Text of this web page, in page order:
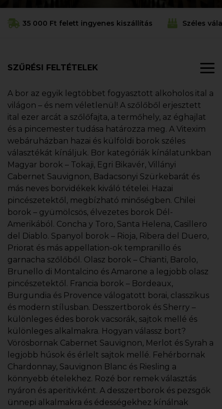
35 000 Ft felett ingyenes kiszállítás Széles
SZŰRÉSI FELTÉTELEK
A bor az egyik legtöbbet fogyasztott alkoholos ital a
világon – és nem véletlenül! A szőlőből erjesztett
ital ezer arcát a szőlőfajta, a termőhely, az éghajlat
és a pincemester tudása határozza meg. A Vitexim
webáruházban hazai és külföldi borok széles
választékát kínáljuk. Bor kategóriák kínálatunkban
Magyar borok – Tokaji, Egri Bikavér, Villányi
Cabernet Sauvignon, Badacsonyi Szürkebarát és
más neves borvidékek kiváló tételei. Hazai
pincészetektől, megbízható minőségben. Chilei
borok – gyümölcsös, élvezetes borok Dél-
Amerikából. Concha y Toro, Santa Helena, Casillero
del Diablo. Spanyol borok – Rioja, Ribera del Duero,
Priorat és más appellation-ok tempranillo és
garnacha szőlőből. Olasz borok – Chianti, Barolo,
Brunello di Montalcino és Amarone a legjobb olasz
pincészetektől. Francia borok – Bordeaux,
Burgundia és Provence válogatott borai, classzikus
és modern stílusban. Desszertborok és Sherry –
különleges édes borok vacsorák, sajtok mellé és
különleges alkalmakra. Hogyan válassz bort?
Vörösbornak Cabernet Sauvignon, Merlot és Syrah a
legjobb húsok és érlelt sajtok mellé. Fehérbornak
Chardonnay, Sauvignon Blanc és Riesling a
könnyebb ételekhez. Rozé bor remek választás
nyáron és aperitivként. A desszertborok és pezsgők
ünnepi alkalmakra és édességekhez kínálnak